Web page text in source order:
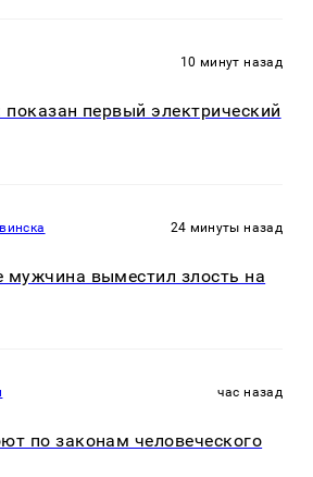
10 минут назад
первый электрический
24 минуты назад
мужчина выместил злость на
час назад
по законам человеческого